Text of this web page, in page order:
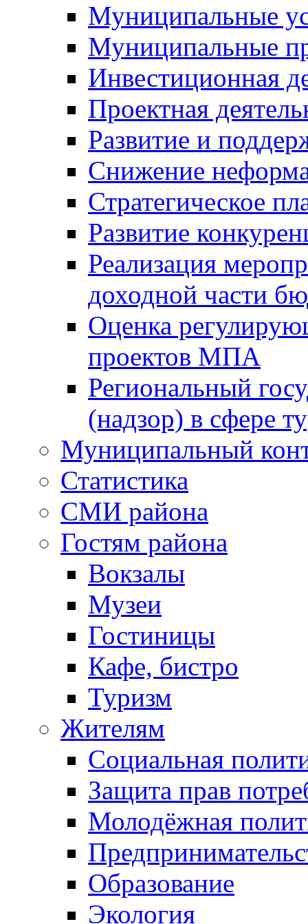
Муниципальные
Муниципальные
Инвестиционная
Проектная
Развитие и
Снижение
Стратегическое
Развитие
Реализация
доходной части
Оценка
проектов МПА
Региональный
(надзор) в сфере
Муниципальный
Статистика
СМИ района
Гостям района
Вокзалы
Музеи
Гостиницы
Кафе, бистро
Туризм
Жителям
Социальная
Защита прав
Молодёжная
Образование
Экология